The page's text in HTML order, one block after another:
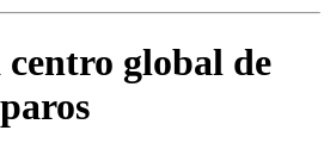
global de